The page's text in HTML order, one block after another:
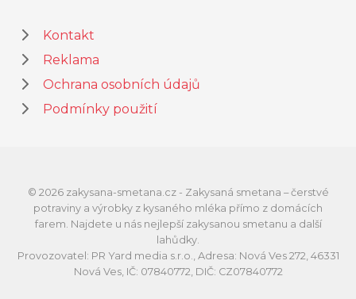
Kontakt
Reklama
Ochrana osobních údajů
Podmínky použití
© 2026 zakysana-smetana.cz - Zakysaná smetana – čerstvé
potraviny a výrobky z kysaného mléka přímo z domácích
farem. Najdete u nás nejlepší zakysanou smetanu a další
lahůdky.
Provozovatel: PR Yard media s.r.o., Adresa: Nová Ves 272, 46331
Nová Ves, IČ: 07840772, DIČ: CZ07840772